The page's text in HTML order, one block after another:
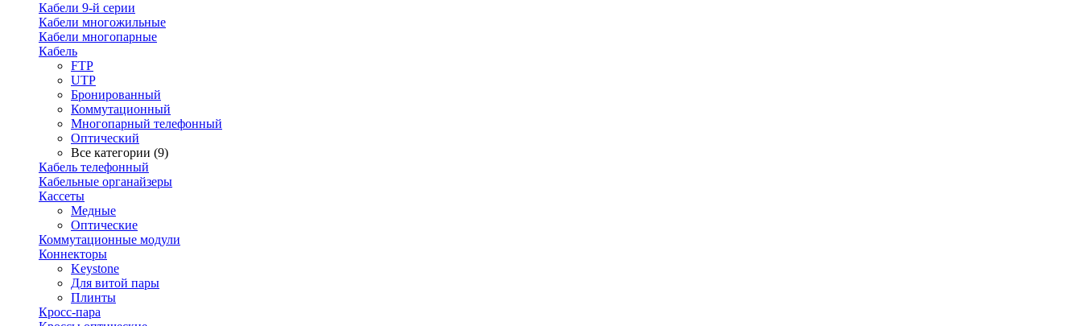
Кабели 9-й серии
Кабели многожильные
Кабели многопарные
Кабель
FTP
UTP
Бронированный
Коммутационный
Многопарный телефонный
Оптический
Все категории (9)
Кабель телефонный
Кабельные органайзеры
Кассеты
Медные
Оптические
Коммутационные модули
Коннекторы
Keystone
Для витой пары
Плинты
Кросс-пара